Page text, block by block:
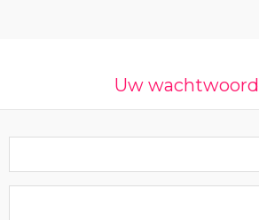
Uw wachtwoord